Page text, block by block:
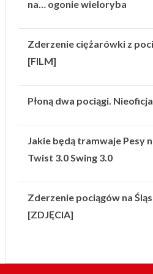
na… ogonie wieloryba
Zderzenie ciężarówki z
[FILM]
Płoną dwa pociągi.
Jakie będą tramwaje Pesy
Twist 3.0 Swing 3.0
Zderzenie pociągów na
[ZDJĘCIA]